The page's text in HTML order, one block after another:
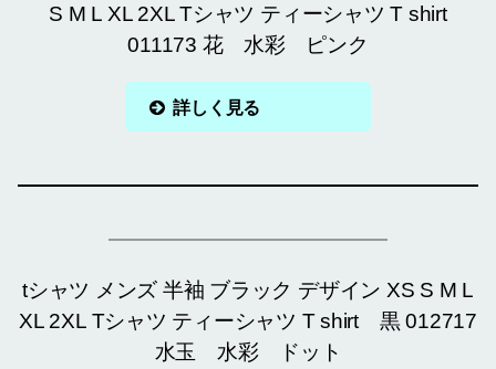
S M L XL 2XL Tシャツ ティーシャツ T shirt
011173 花 水彩 ピンク
詳しく見る
tシャツ メンズ 半袖 ブラック デザイン XS S M L
XL 2XL Tシャツ ティーシャツ T shirt 黒 012717
水玉 水彩 ドット